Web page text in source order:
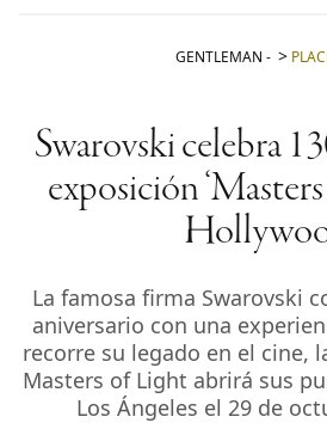
GENTLEMAN -
Swarovski celebra
exposición
La famosa firma Swarovski
aniversario con una
recorre su legado en el cine,
Masters of Light abrirá sus
Los Ángeles el 29 de